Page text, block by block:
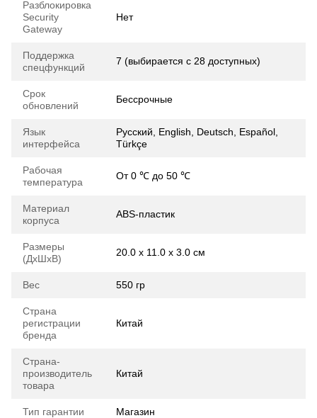
Разблокировка
Security
Gateway
Нет
Поддержка
спецфункций
7 (выбирается с 28 доступных)
Срок
обновлений
Бессрочные
Язык
интерфейса
Русский, English, Deutsch, Español,
Türkçe
Рабочая
температура
От 0 ℃ до 50 ℃
Материал
корпуса
ABS-пластик
Размеры
(ДхШхВ)
20.0 х 11.0 х 3.0 см
Вес 550 гр
Страна
регистрации
бренда
Китай
Страна-
производитель
товара
Китай
Тип гарантии Магазин